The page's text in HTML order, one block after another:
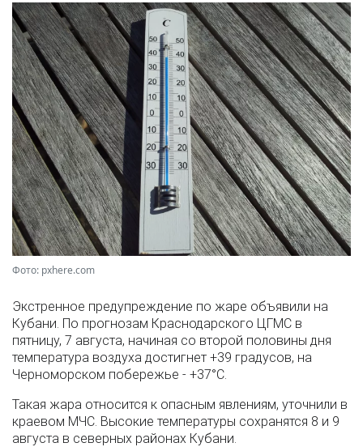
Фото: pxhere.com
Экстренное предупреждение по жаре объявили на
Кубани. По прогнозам Краснодарского ЦГМС в
пятницу, 7 августа, начиная со второй половины дня
температура воздуха достигнет +39 градусов, на
Черноморском побережье - +37°­С.
Такая жара относится к опасным явлениям, уточнили в
краевом МЧС. Высокие температуры сохранятся 8 и 9
августа в северных районах Кубани.